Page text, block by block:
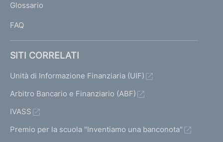
IGlossario
FAQ
SITI CORRELATI
Unità di Informazione Finanziaria (UIF)
Arbitro Bancario e Finanziario (ABF)
IVASS
Premio per la scuola "Inventiamo una banconota"